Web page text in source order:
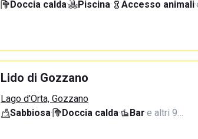
Doccia calda· Piscina· Accesso animali·
Lido di Gozzano
Lago d'Orta, Gozzano
Sabbiosa· Doccia calda· Bar·e altri 9…